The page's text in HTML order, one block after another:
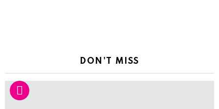
DON'T MISS